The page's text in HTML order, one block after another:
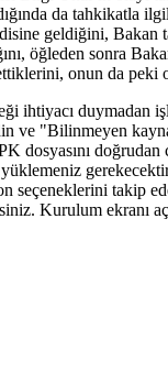
da tahkikatla
geldiğini, Bakan
öğleden sonra
onun da
ihtiyacı
ve "Bilinmeyen
takip
Kurulum ekranı